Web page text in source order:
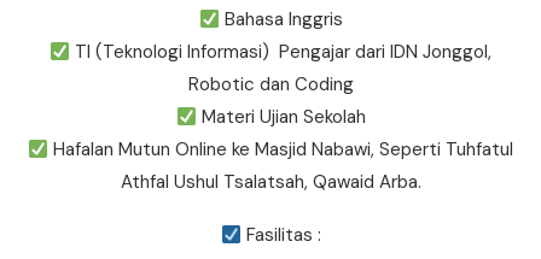
Bahasa Inggris
TI (Teknologi Informasi) Pengajar dari IDN Jonggol,
Robotic dan Coding
Materi Ujian Sekolah
Hafalan Mutun Online ke Masjid Nabawi, Seperti Tuhfatul
Athfal Ushul Tsalatsah, Qawaid Arba.
Fasilitas :